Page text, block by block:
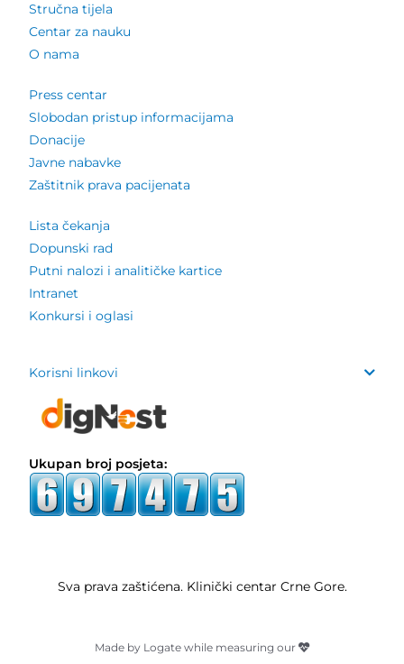
Stručna tijela
Centar za nauku
O nama
Press centar
Slobodan pristup informacijama
Donacije
Javne nabavke
Zaštitnik prava pacijenata
Lista čekanja
Dopunski rad
Putni nalozi i analitičke kartice
Intranet
Konkursi i oglasi
Korisni linkovi
Ukupan broj posjeta:
Sva prava zaštićena. Klinički centar Crne Gore.
Made by Logate while measuring our